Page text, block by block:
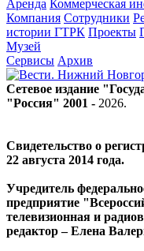
Аренда Коммерческая
Компания Сотрудники
истории ГТРК Проекты
Музей
Сервисы Архив
Сетевое издание
"Россия" 2001 - 2026.
Свидетельство о
22 августа 2014 года.
Учредитель
предприятие
телевизионная и
редактор – Елена